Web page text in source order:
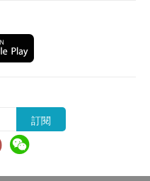
訂閱